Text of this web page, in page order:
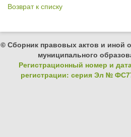
Возврат к списку
© Сборник правовых актов и
муниципального
Регистрационный номер и
регистрации: серия Эл №